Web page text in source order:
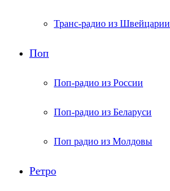
Транс-радио из Швейцарии
Поп
Поп-радио из России
Поп-радио из Беларуси
Поп радио из Молдовы
Ретро